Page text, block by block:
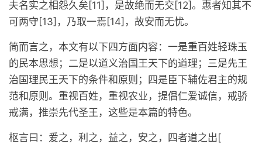
夫名实之相怨久矣[11]，是故绝而无交[12]。惠者知其不
可两守[13]，乃取一焉[14]，故安而无忧。
简而言之，本文有以下四方面内容：一是重百姓轻珠玉
的民本思想；二是以道义治国王天下的道理；三是先王
治国理民王天下的条件和原则；四是臣下辅佐君主的规
范和原则。重视百姓，重视农业，提倡仁爱诚信，戒骄
戒满，推崇先代圣王，这些是本篇的特色。
枢言曰：爱之，利之，益之，安之，四者道之出[